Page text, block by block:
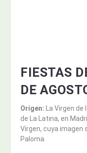
FIESTAS
DE
Origen: La Virgen de
de La Latina, en
Virgen, cuya imagen
Paloma.